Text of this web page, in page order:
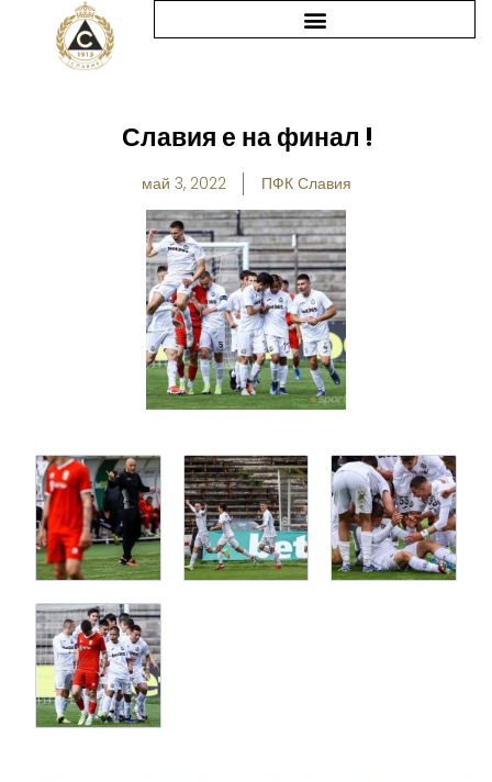
Славия е на финал !
май 3, 2022 ПФК Славия